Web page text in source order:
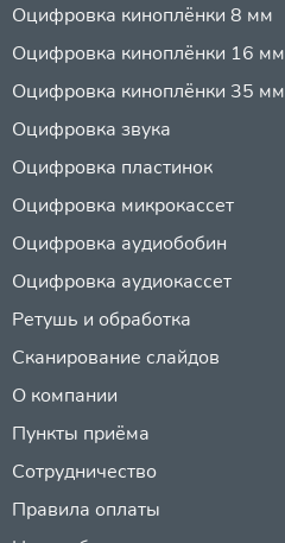
Оцифровка киноплёнки 8 мм
Оцифровка киноплёнки 16 мм
Оцифровка киноплёнки 35 мм
Оцифровка звука
Оцифровка пластинок
Оцифровка микрокассет
Оцифровка аудиобобин
Оцифровка аудиокассет
Ретушь и обработка
Сканирование слайдов
О компании
Пункты приёма
Сотрудничество
Правила оплаты